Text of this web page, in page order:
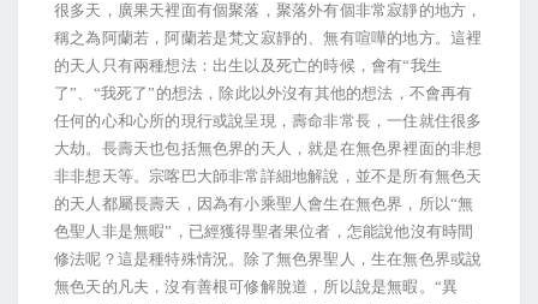
很多天，廣果天裡面有個聚落，聚落外有個非常寂靜的地方，
稱之為阿蘭若，阿蘭若是梵文寂靜的、無有喧嘩的地方。這裡
的天人只有兩種想法：出生以及死亡的時候，會有“我生
了”、“我死了”的想法，除此以外沒有其他的想法，不會再有
任何的心和心所的現行或說呈現，壽命非常長，一住就住很多
大劫。長壽天也包括無色界的天人，就是在無色界裡面的非想
非非想天等。宗喀巴大師非常詳細地解說，並不是所有無色天
的天人都屬長壽天，因為有小乘聖人會生在無色界，所以“無
色聖人非是無暇”，已經獲得聖者果位者，怎能說他沒有時間
修法呢？這是種特殊情況。除了無色界聖人，生在無色界或說
無色天的凡夫，沒有善根可修解脫道，所以說是無暇。“異